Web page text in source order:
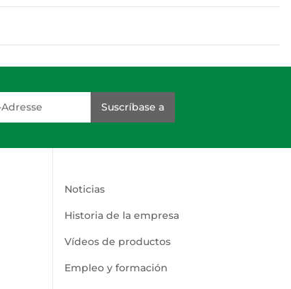
Suscríbase a
Noticias
Historia de la empresa
Vídeos de productos
Empleo y formación